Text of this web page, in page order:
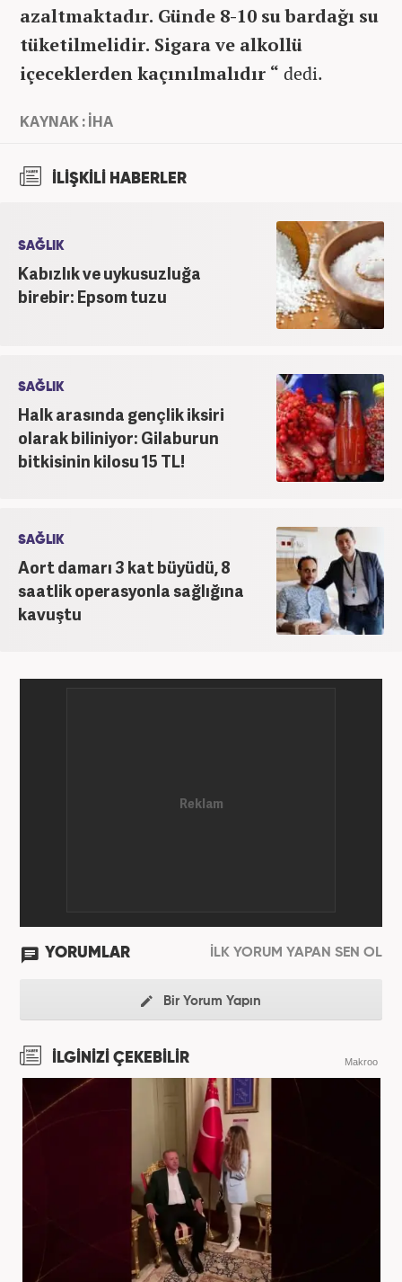
azaltmaktadır. Günde 8-10 su bardağı su
tüketilmelidir. Sigara ve alkollü
içeceklerden kaçınılmalıdır “ dedi.
KAYNAK : İHA
İLİŞKİLİ HABERLER
SAĞLIK
Kabızlık ve uykusuzluğa
birebir: Epsom tuzu
SAĞLIK
Halk arasında gençlik iksiri
olarak biliniyor: Gilaburun
bitkisinin kilosu 15 TL!
SAĞLIK
Aort damarı 3 kat büyüdü, 8
saatlik operasyonla sağlığına
kavuştu
YORUMLAR İLK YORUM YAPAN SEN OL
Bir Yorum Yapın
İLGİNİZİ ÇEKEBİLİR Makroo